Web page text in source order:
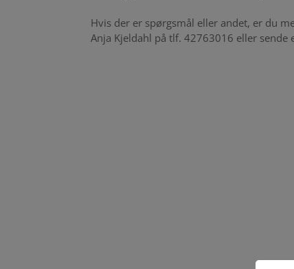
Hvis der er spørgsmål eller andet, er du
Anja Kjeldahl på tlf. 42763016 eller sende